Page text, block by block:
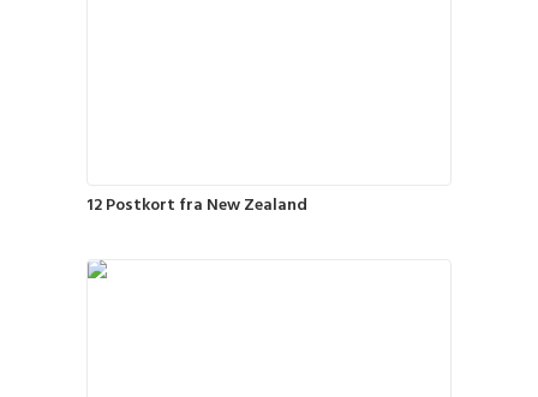
12 Postkort fra New Zealand